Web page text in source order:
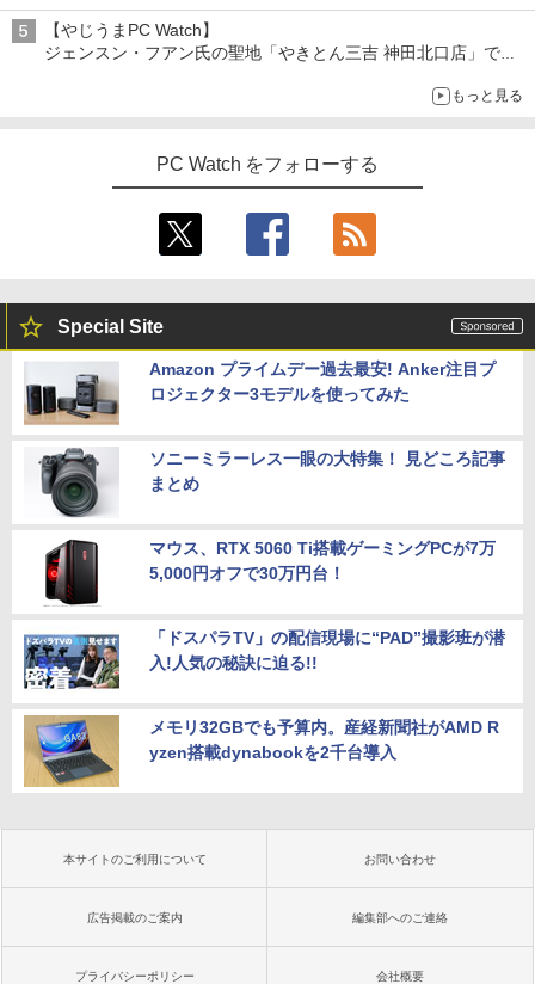
【やじうまPC Watch】
ジェンスン・フアン氏の聖地「やきとん三吉 神田北口店」で
～コース名を変更したのはNVIDIAに怒られたからではないもっと見る
PC Watch をフォローする
Special Site
Amazon プライムデー過去最安! Anker注目プ
ロジェクター3モデルを使ってみた
ソニーミラーレス一眼の大特集！ 見どころ記事
まとめ
マウス、RTX 5060 Ti搭載ゲーミングPCが7万
5,000円オフで30万円台！
「ドスパラTV」の配信現場に“PAD”撮影班が潜
入!人気の秘訣に迫る!!
メモリ32GBでも予算内。産経新聞社がAMD R
yzen搭載dynabookを2千台導入
本サイトのご利用について お問い合わせ
広告掲載のご案内 編集部へのご連絡
プライバシーポリシー 会社概要